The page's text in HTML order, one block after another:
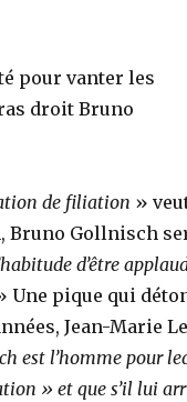
pour vanter les
droit Bruno
de filiation »
Bruno Gollnisch
d’être
Une pique qui
Jean-Marie
est l’homme pour
» et que s’il lui